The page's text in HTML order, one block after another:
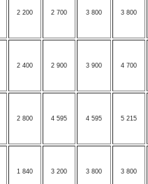
2 200 2 700 3 800 3 800
2 400 2 900 3 900 4 700
2 800 4 595 4 595 5 215
1 840 3 200 3 800 3 800